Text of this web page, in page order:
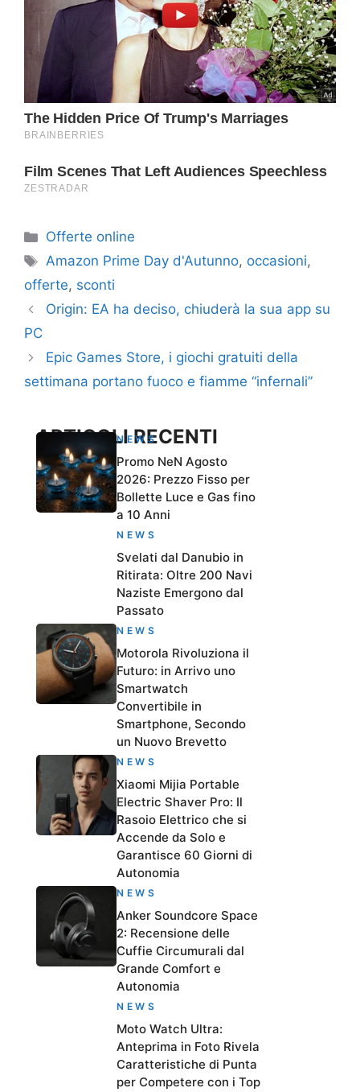
Categorie
Offerte online
Tag
Amazon Prime Day d'Autunno, occasioni,
offerte, sconti
Origin: EA ha deciso, chiuderà la sua app su
PC
Epic Games Store, i giochi gratuiti della
settimana portano fuoco e fiamme “infernali”
ARTICOLI RECENTI
NEWS
Promo NeN Agosto
2026: Prezzo Fisso per
Bollette Luce e Gas fino
a 10 Anni
NEWS
Svelati dal Danubio in
Ritirata: Oltre 200 Navi
Naziste Emergono dal
Passato
NEWS
Motorola Rivoluziona il
Futuro: in Arrivo uno
Smartwatch
Convertibile in
Smartphone, Secondo
un Nuovo Brevetto
NEWS
Xiaomi Mijia Portable
Electric Shaver Pro: Il
Rasoio Elettrico che si
Accende da Solo e
Garantisce 60 Giorni di
Autonomia
NEWS
Anker Soundcore Space
2: Recensione delle
Cuffie Circumurali dal
Grande Comfort e
Autonomia
NEWS
Moto Watch Ultra:
Anteprima in Foto Rivela
Caratteristiche di Punta
per Competere con i Top